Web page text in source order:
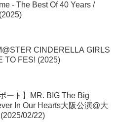
- The Best Of 40 Years /
CINDERELLA GIRLS
TO FES! (2025)
ート】MR. BIG The Big
In Our Hearts大阪公演@大
02/22)